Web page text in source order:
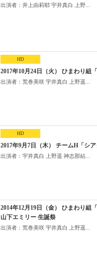
出演者：井上由莉耶 宇井真白 上野...
HD
2017年10月24日（火） ひまわり
出演者：荒巻美咲 宇井真白 上野遥...
HD
2017年9月7日（木） チームH「シ
出演者：宇井真白 上野遥 神志那結...
2014年12月19日（金） ひまわり組
山下エミリー 生誕祭
出演者：荒巻美咲 宇井真白 上野遥...